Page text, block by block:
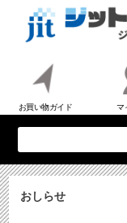
お買い物ガイド マ
おしらせ